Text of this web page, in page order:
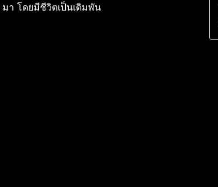
า โดยมีชีวิตเป็นเดิมพัน